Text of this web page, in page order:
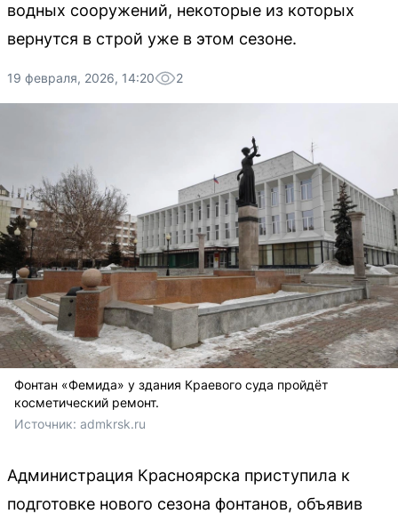
водных сооружений, некоторые из которых
вернутся в строй уже в этом сезоне.
19 февраля, 2026, 14:20 2
Фонтан «Фемида» у здания Краевого суда пройдёт
косметический ремонт.
Источник: admkrsk.ru
Администрация Красноярска приступила к
подготовке нового сезона фонтанов, объявив